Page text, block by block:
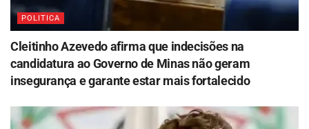
POLITICA
Cleitinho Azevedo afirma que indecisões na
candidatura ao Governo de Minas não geram
insegurança e garante estar mais fortalecido